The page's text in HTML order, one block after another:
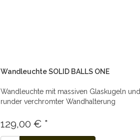
Wandleuchte SOLID BALLS ONE
Wandleuchte mit massiven Glaskugeln und
runder verchromter Wandhalterung
129,00 € *